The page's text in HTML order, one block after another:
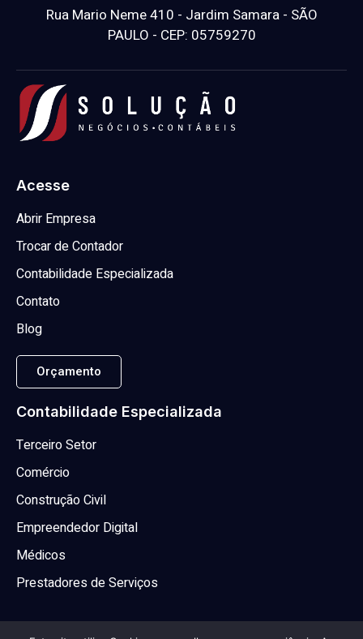
Rua Mario Neme 410 - Jardim Samara - SÃO
PAULO - CEP: 05759270
Acesse
Abrir Empresa
Trocar de Contador
Contabilidade Especializada
Contato
Blog
Orçamento
Contabilidade Especializada
Terceiro Setor
Comércio
Construção Civil
Empreendedor Digital
Médicos
Prestadores de Serviços